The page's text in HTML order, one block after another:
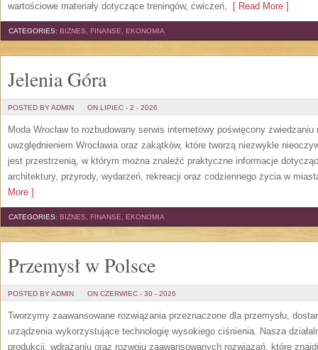
wartościowe materiały dotyczące treningów, ćwiczeń, [ Read More ]
CATEGORIES: BIZNES, FINANSE, EKONOMIA
Jelenia Góra
POSTED BY ADMIN ON LIPIEC - 2 - 2026
Moda Wrocław to rozbudowany serwis internetowy poświęcony
uwzględnieniem Wrocławia oraz zakątków, które tworzą niezwykle
jest przestrzenią, w którym można znaleźć praktyczne informacje
architektury, przyrody, wydarzeń, rekreacji oraz codziennego życia w
More ]
CATEGORIES: BIZNES, FINANSE, EKONOMIA
Przemysł w Polsce
POSTED BY ADMIN ON CZERWIEC - 30 - 2026
Tworzymy zaawansowane rozwiązania przeznaczone dla przemysłu,
urządzenia wykorzystujące technologię wysokiego ciśnienia. Nasza
produkcji, wdrażaniu oraz rozwoju zaawansowanych rozwiązań, które